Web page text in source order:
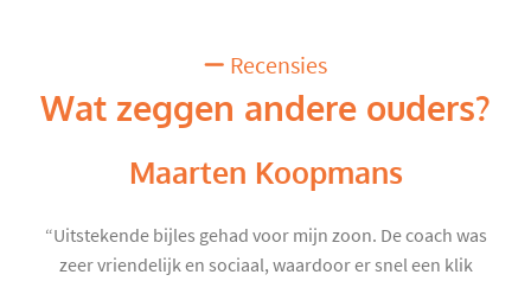
Recensies
Wat zeggen andere ouders?
Maarten Koopmans
“Uitstekende bijles gehad voor mijn zoon. De coach was
zeer vriendelijk en sociaal, waardoor er snel een klik